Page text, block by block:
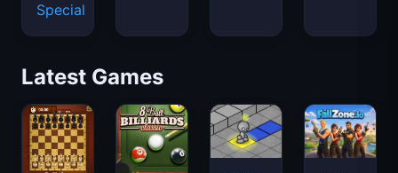
Special
Latest Games